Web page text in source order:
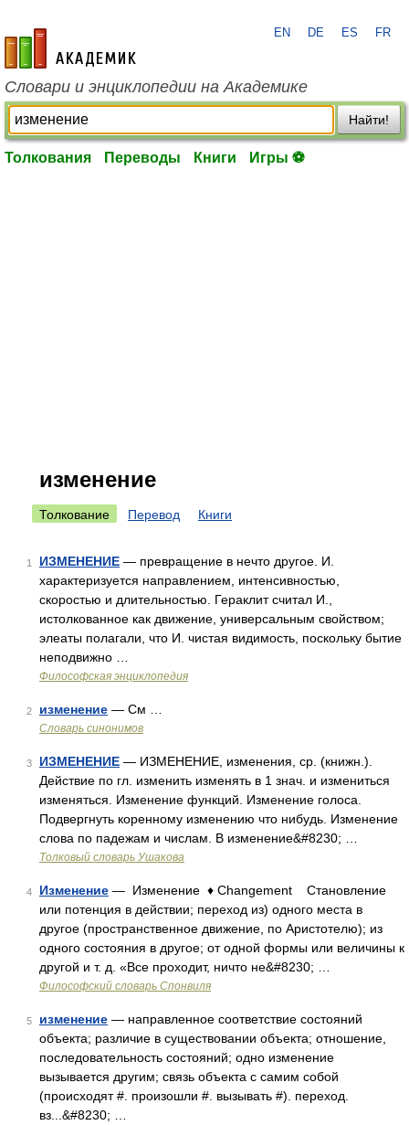
academic.ru
EN DE ES FR
Словари и энциклопедии на Академике
Найти!
Толкования Переводы Книги Игры ⚽
изменение
Толкование Перевод Книги
1 ИЗМЕНЕНИЕ — превращение в нечто другое. И.
характеризуется направлением, интенсивностью,
скоростью и длительностью. Гераклит считал И.,
истолкованное как движение, универсальным свойством;
элеаты полагали, что И. чистая видимость, поскольку бытие
неподвижно …
Философская энциклопедия
2 изменение — См …
Словарь синонимов
3 ИЗМЕНЕНИЕ — ИЗМЕНЕНИЕ, изменения, ср. (книжн.).
Действие по гл. изменить изменять в 1 знач. и измениться
изменяться. Изменение функций. Изменение голоса.
Подвергнуть коренному изменению что нибудь. Изменение
слова по падежам и числам. В изменение&#8230; …
Толковый словарь Ушакова
4 Изменение — Изменение ♦ Changement Становление
или потенция в действии; переход из) одного места в
другое (пространственное движение, по Аристотелю); из
одного состояния в другое; от одной формы или величины к
другой и т. д. «Все проходит, ничто не&#8230; …
Философский словарь Спонвиля
5 изменение — направленное соответствие состояний
объекта; различие в существовании объекта; отношение,
последовательность состояний; одно изменение
вызывается другим; связь объекта с самим собой
(происходят #. произошли #. вызывать #). переход.
вз...&#8230; …